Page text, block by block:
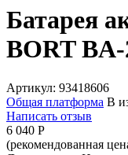
Батарея
BORT
Артикул: 93418606
Общая платформа В
Написать отзыв
6 040 Р
(рекомендованная